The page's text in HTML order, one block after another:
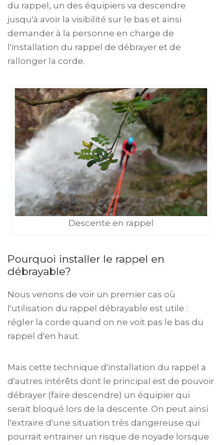
du rappel, un des équipiers va descendre
jusqu'à avoir la visibilité sur le bas et ainsi
demander à la personne en charge de
l'installation du rappel de débrayer et de
rallonger la corde.
Descente en rappel
Pourquoi installer le rappel en
débrayable?
Nous venons de voir un premier cas où
l'utilisation du rappel débrayable est utile :
régler la corde quand on ne voit pas le bas du
rappel d'en haut.
Mais cette technique d'installation du rappel a
d'autres intérêts dont le principal est de pouvoir
débrayer (faire descendre) un équipier qui
serait bloqué lors de la descente. On peut ainsi
l'extraire d'une situation très dangereuse qui
pourrait entrainer un risque de noyade lorsque